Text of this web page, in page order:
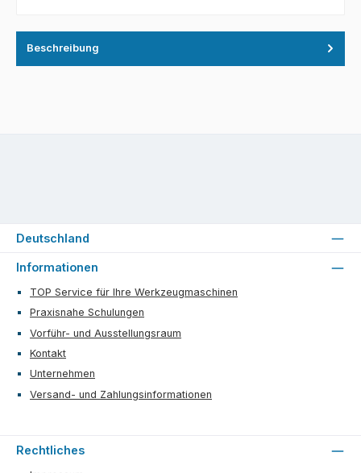
Beschreibung
Informationen
TOP Service für Ihre Werkzeugmaschinen
Praxisnahe Schulungen
Vorführ- und Ausstellungsraum
Kontakt
Unternehmen
Versand- und Zahlungsinformationen
Rechtliches
Deutschland